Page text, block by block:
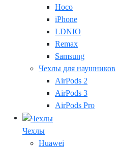
Hoco
iPhone
LDNIO
Remax
Samsung
Чехлы для наушников
AirPods 2
AirPods 3
AirPods Pro
Чехлы
Huawei